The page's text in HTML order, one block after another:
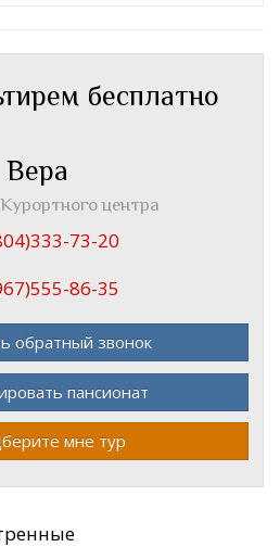
бесплатно
Вера
центра
73-20
86-35
обратный звонок
пансионат
мне тур